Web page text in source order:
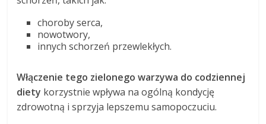
choroby serca,
nowotwory,
innych schorzeń przewlekłych.
Włączenie tego zielonego warzywa do codziennej
diety korzystnie wpływa na ogólną kondycję
zdrowotną i sprzyja lepszemu samopoczuciu.